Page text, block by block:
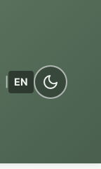
EN